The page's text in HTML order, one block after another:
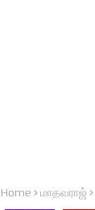
Home மாதவராஜ்